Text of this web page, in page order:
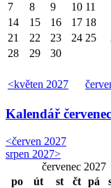
<květen 2027
7
8 9 10 11
14
15 16 17 18
21
22 23 24 25
28
29 30
Kalendář
<červen 2027
srpen 2027>
červenec 2027
po
út st čt pá